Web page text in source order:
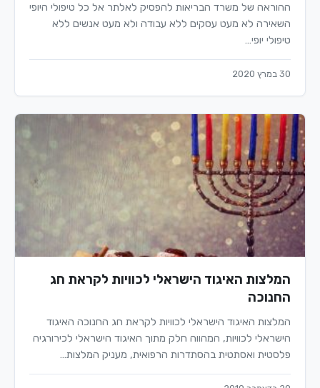
ההוראה של משרד הבריאות להפסיק לאלתר אל כל טיפולי היופי
השאירה לא מעט עסקים ללא עבודה ולא מעט אנשים ללא
טיפולי יופי…
30 במרץ 2020
המלצות האיגוד הישראלי לכוויות לקראת חג
החנוכה
המלצות האיגוד הישראלי לכוויות לקראת חג החנוכה האיגוד
הישראלי לכוויות, המהווה חלק מתוך האיגוד הישראלי לכירורגיה
פלסטית ואסתטית בהסתדרות הרפואית, מעניק המלצות…